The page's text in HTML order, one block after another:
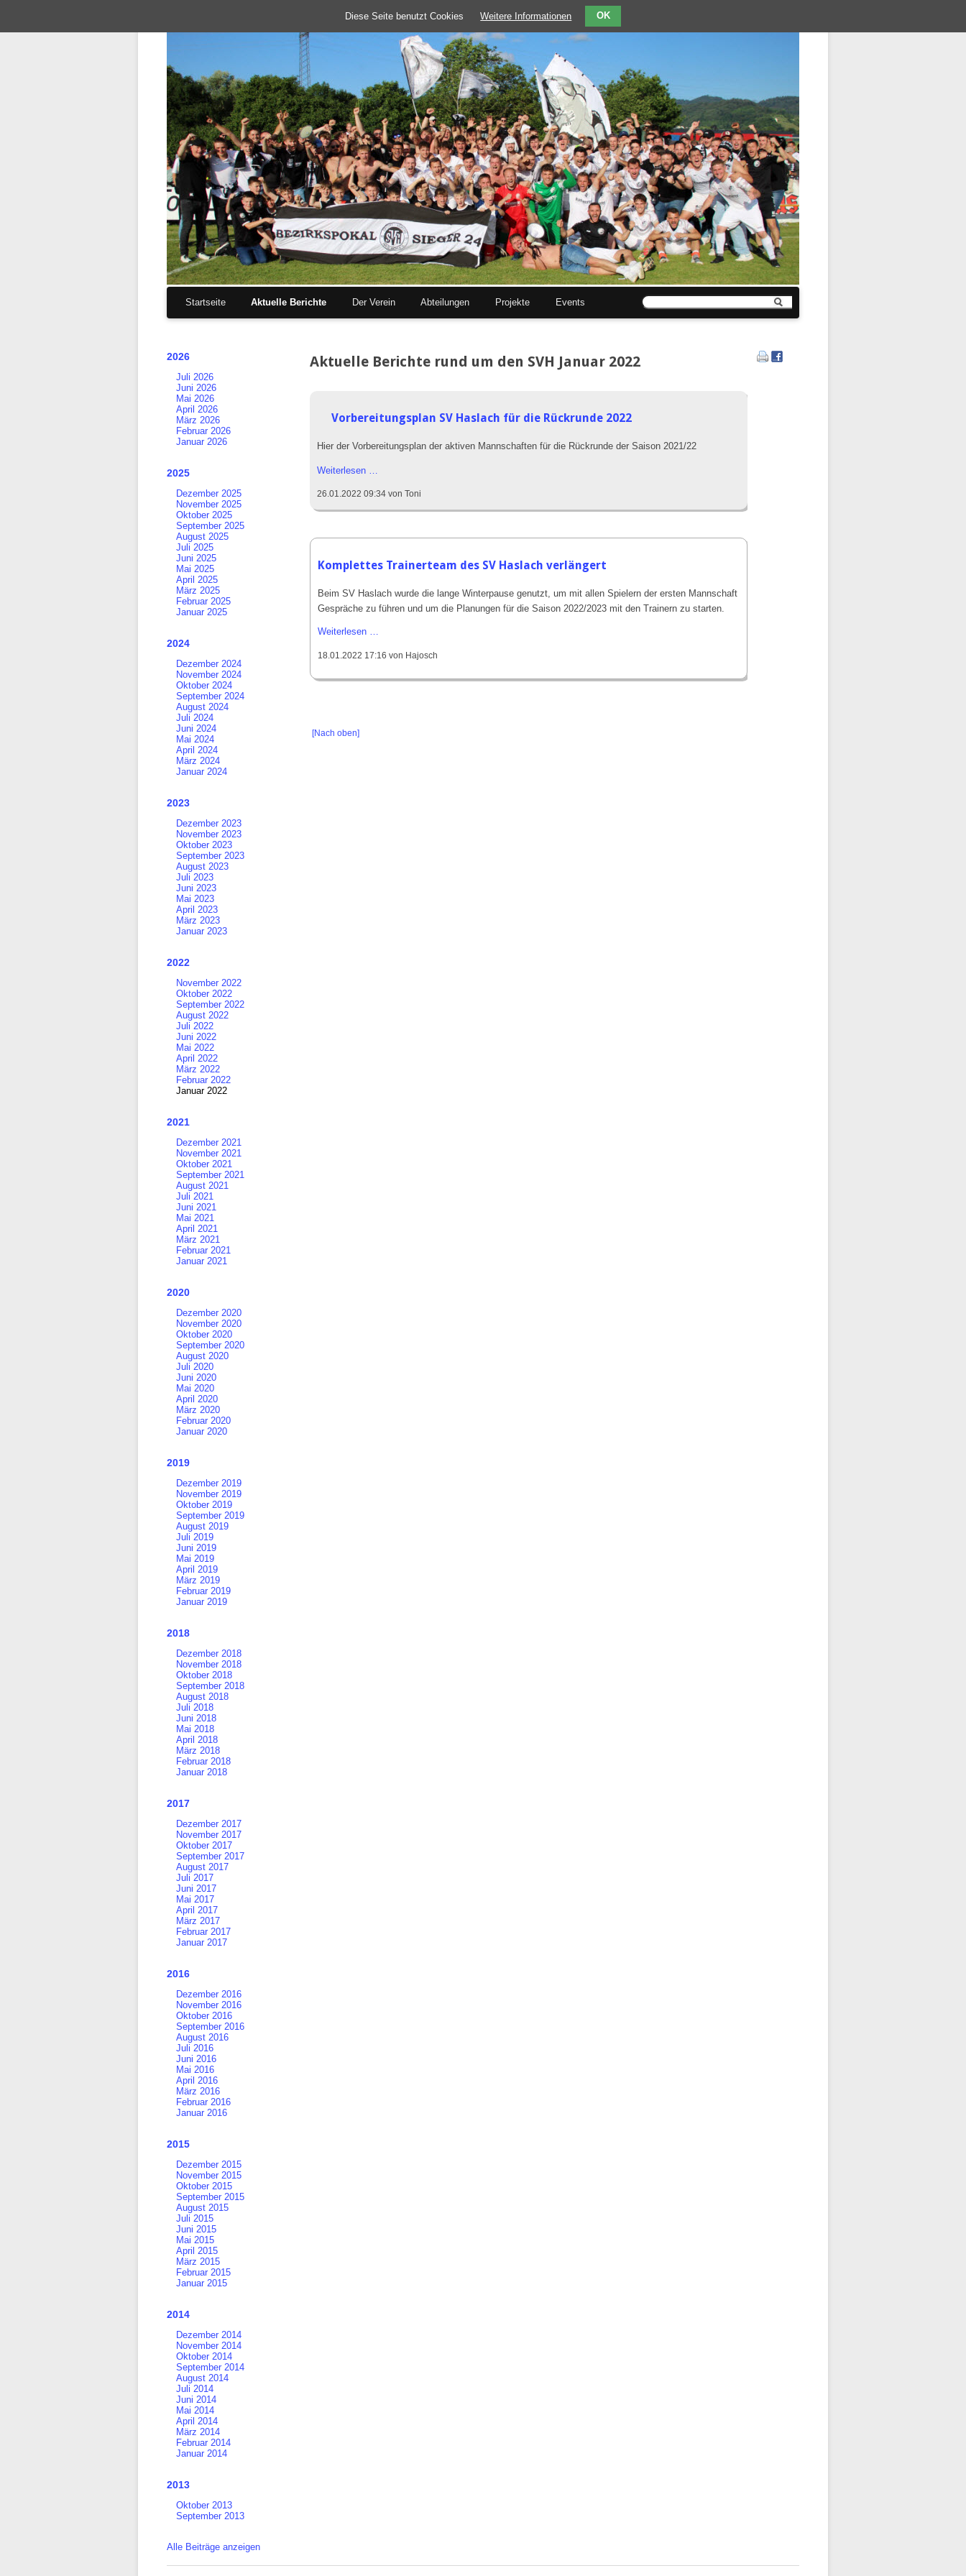
Navigation
Startseite Aktuelle Berichte Der Verein Abteilungen Projekte Events
Aktuelle Berichte rund um den SVH Januar 2022
Vorbereitungsplan SV Haslach für die Rückrunde 2022
Hier der Vorbereitungsplan der aktiven Mannschaften für die Rückrunde der Saison 2021/22
Weiterlesen …
Haslach
für
2022
26.01.2022 09:34 von Toni
Komplettes Trainerteam des SV Haslach verlängert
Beim SV Haslach wurde die lange Winterpause genutzt, um mit allen Spielern der ersten Mannschaft
Gespräche zu führen und um die Planungen für die Saison 2022/2023 mit den Trainern zu starten.
Weiterlesen …
des
18.01.2022 17:16 von Hajosch
[Nach oben]
2026
Juli 2026
Juni 2026
Mai 2026
April 2026
März 2026
Februar 2026
Januar 2026
2025
Dezember 2025
November 2025
Oktober 2025
September 2025
August 2025
Juli 2025
Juni 2025
Mai 2025
April 2025
März 2025
Februar 2025
Januar 2025
2024
Dezember 2024
November 2024
Oktober 2024
September 2024
August 2024
Juli 2024
Juni 2024
Mai 2024
April 2024
März 2024
Januar 2024
2023
Dezember 2023
November 2023
Oktober 2023
September 2023
August 2023
Juli 2023
Juni 2023
Mai 2023
April 2023
März 2023
Januar 2023
2022
November 2022
Oktober 2022
September 2022
August 2022
Juli 2022
Juni 2022
Mai 2022
April 2022
März 2022
Februar 2022
Januar 2022
2021
Dezember 2021
November 2021
Oktober 2021
September 2021
August 2021
Juli 2021
Juni 2021
Mai 2021
April 2021
März 2021
Februar 2021
Januar 2021
2020
Dezember 2020
November 2020
Oktober 2020
September 2020
August 2020
Juli 2020
Juni 2020
Mai 2020
April 2020
März 2020
Februar 2020
Januar 2020
2019
Dezember 2019
November 2019
Oktober 2019
September 2019
August 2019
Juli 2019
Juni 2019
Mai 2019
April 2019
März 2019
Februar 2019
Januar 2019
2018
Dezember 2018
November 2018
Oktober 2018
September 2018
August 2018
Juli 2018
Juni 2018
Mai 2018
April 2018
März 2018
Februar 2018
Januar 2018
2017
Dezember 2017
November 2017
Oktober 2017
September 2017
August 2017
Juli 2017
Juni 2017
Mai 2017
April 2017
März 2017
Februar 2017
Januar 2017
2016
Dezember 2016
November 2016
Oktober 2016
September 2016
August 2016
Juli 2016
Juni 2016
Mai 2016
April 2016
März 2016
Februar 2016
Januar 2016
2015
Dezember 2015
November 2015
Oktober 2015
September 2015
August 2015
Juli 2015
Juni 2015
Mai 2015
April 2015
März 2015
Februar 2015
Januar 2015
2014
Dezember 2014
November 2014
Oktober 2014
September 2014
August 2014
Juli 2014
Juni 2014
Mai 2014
April 2014
März 2014
Februar 2014
Januar 2014
2013
Oktober 2013
September 2013
Alle Beiträge anzeigen
Diese Seite benutzt Cookies Weitere Informationen OK